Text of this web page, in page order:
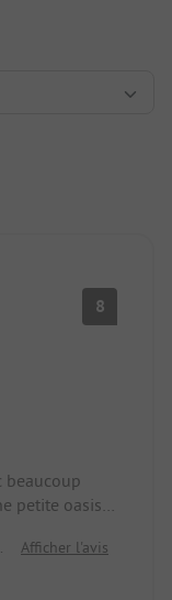
8
beaucoup
petite oasis
Les
et propres.
Afficher l'avis